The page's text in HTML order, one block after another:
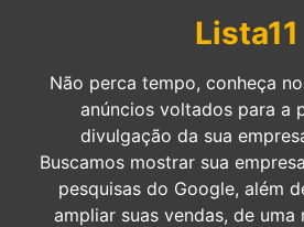
Lista11
Não perca tempo, conheça
anúncios voltados para a
divulgação da sua
Buscamos mostrar sua
pesquisas do Google, além
ampliar suas vendas, de uma